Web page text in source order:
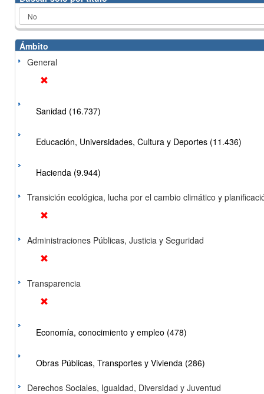
Ámbito
General
Sanidad (16.737)
Educación, Universidades, Cultura y Deportes (11.436)
Hacienda (9.944)
Transición ecológica, lucha por el cambio climático y
Administraciones Públicas, Justicia y Seguridad
Transparencia
Economía, conocimiento y empleo (478)
Obras Públicas, Transportes y Vivienda (286)
Derechos Sociales, Igualdad, Diversidad y Juventud